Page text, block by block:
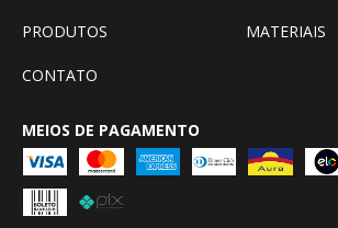
PRODUTOS MATERIAIS
CONTATO
MEIOS DE PAGAMENTO